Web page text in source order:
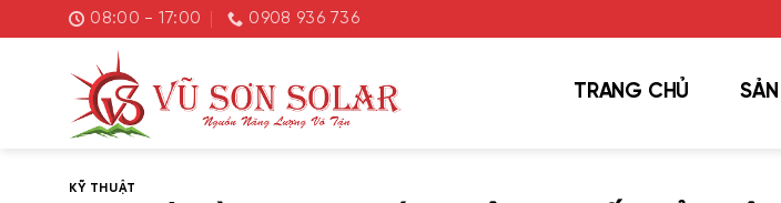
đến
08:00 - 17:00 0908 936 736
TRANG CHỦ
KỸ THUẬT